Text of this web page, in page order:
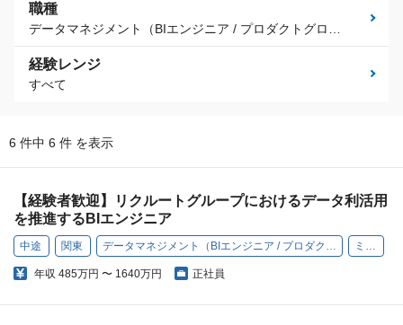
職種
経験レンジ
すべて
6 件中 6 件 を表示
【経験者歓迎】リクルートグループにおけるデータ利活用
を推進するBIエンジニア
中途 関東 データマネジメント（BIエンジニア / プロダクトグロースエンジニア） ミドル
年収 485万円 〜 1640万円 正社員